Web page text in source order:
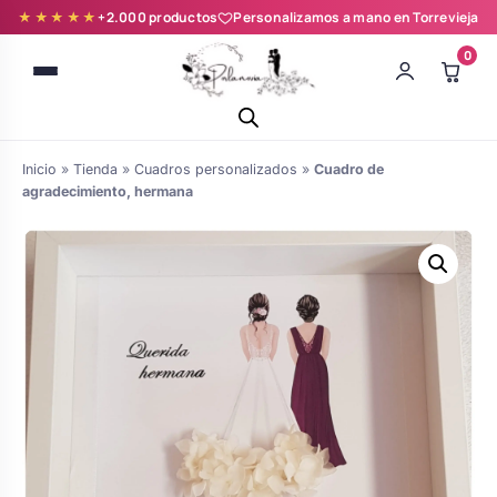
★★★★★+2.000 productos Personalizamos a mano en Torrevieja
0
novia y zapatillas
personalizadas
de boda
Árboles de Huellas para Primera
Batas de comunión personalizadas
Inicio » Tienda » Cuadros personalizados » Cuadro de
agradecimiento, hermana